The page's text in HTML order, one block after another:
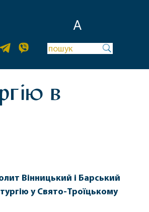
A
в
Вінницький і Барський
у Свято-Троїцькому